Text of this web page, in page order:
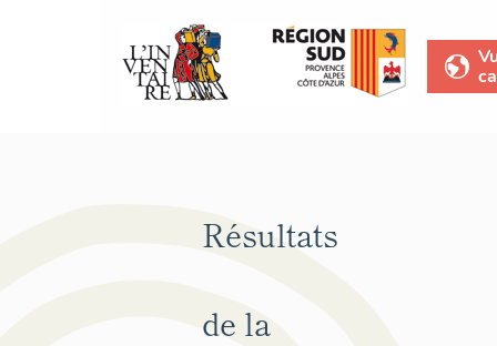
Résultats
de la